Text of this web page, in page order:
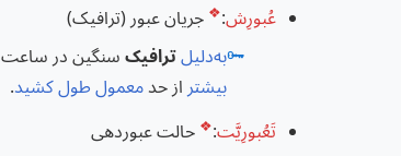
عُبورِش:
❖ جریان عبور (ترافیک)
🗝️به‌دلیلترافیک سنگین در ساعت
بیشتر از حدمعمول طول کشید.
تَعُبورِیَّت:
❖ حالت عبوردهی